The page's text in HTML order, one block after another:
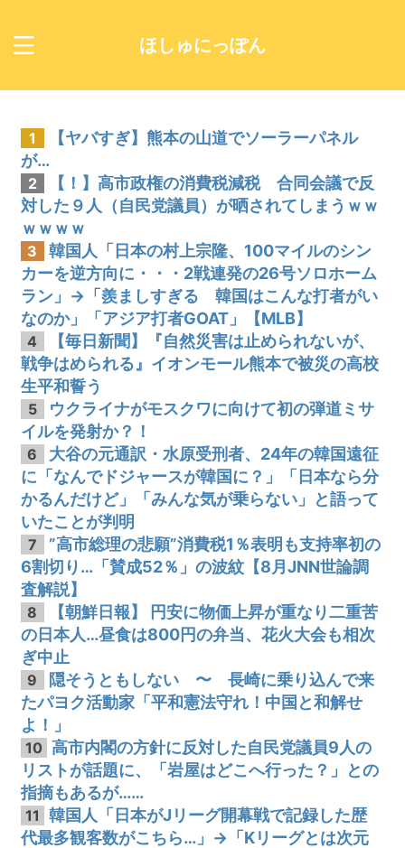
ほしゅにっぽん
1
【ヤバすぎ】熊本の山道でソーラーパネル
が…
2
【！】高市政権の消費税減税 合同会議で反
対した９人（自民党議員）が晒されてしまうｗｗ
ｗｗｗｗ
3
韓国人「日本の村上宗隆、100マイルのシン
カーを逆方向に・・・2戦連発の26号ソロホーム
ラン」→「羨ましすぎる 韓国はこんな打者がい
なのか」「アジア打者GOAT」【MLB】
4
【毎日新聞】『自然災害は止められないが、
戦争はめられる』イオンモール熊本で被災の高校
生平和誓う
5
ウクライナがモスクワに向けて初の弾道ミサ
イルを発射か？！
6
大谷の元通訳・水原受刑者、24年の韓国遠征
に「なんでドジャースが韓国に？」「日本なら分
かるんだけど」「みんな気が乗らない」と語って
いたことが判明
7
”高市総理の悲願”消費税1％表明も支持率初の
6割切り…「賛成52％」の波紋【8月JNN世論調
査解説】
8
【朝鮮日報】 円安に物価上昇が重なり二重苦
の日本人…昼食は800円の弁当、花火大会も相次
ぎ中止
9
隠そうともしない 〜 長崎に乗り込んで来
たパヨク活動家「平和憲法守れ！中国と和解せ
よ！」
10 高市内閣の方針に反対した自民党議員9人の
リストが話題に、「岩屋はどこへ行った？」との
指摘もあるが……
11
韓国人「日本がJリーグ開幕戦で記録した歴
代最多観客数がこちら…」→「Kリーグとは次元